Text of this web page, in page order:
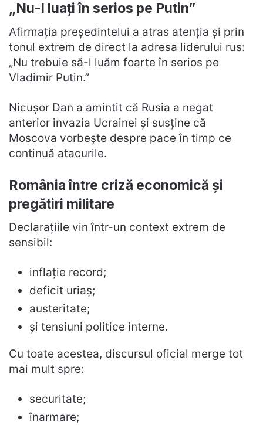
„Nu-l luați în serios pe Putin”
Afirmația președintelui a atras atenția și prin
tonul extrem de direct la adresa liderului rus:
„Nu trebuie să-l luăm foarte în serios pe
Vladimir Putin.”
Nicușor Dan a amintit că Rusia a negat
anterior invazia Ucrainei și susține că
Moscova vorbește despre pace în timp ce
continuă atacurile.
România între criză economică și
pregătiri militare
Declarațiile vin într-un context extrem de
sensibil:
inflație record;
deficit uriaș;
austeritate;
și tensiuni politice interne.
Cu toate acestea, discursul oficial merge tot
mai mult spre:
securitate;
înarmare;